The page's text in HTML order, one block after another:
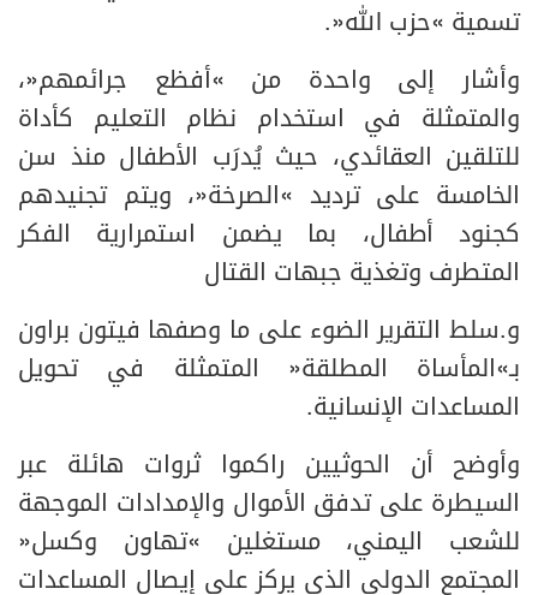
تسمية «حزب الله».
وأشار إلى واحدة من «أفظع جرائمهم»،
والمتمثلة في استخدام نظام التعليم كأداة
للتلقين العقائدي، حيث يُدرَب الأطفال منذ سن
الخامسة على ترديد «الصرخة»، ويتم تجنيدهم
كجنود أطفال، بما يضمن استمرارية الفكر
المتطرف وتغذية جبهات القتال
و.سلط التقرير الضوء على ما وصفها فيتون براون
بـ«المأساة المطلقة» المتمثلة في تحويل
المساعدات الإنسانية.
وأوضح أن الحوثيين راكموا ثروات هائلة عبر
السيطرة على تدفق الأموال والإمدادات الموجهة
للشعب اليمني، مستغلين «تهاون وكسل»
المجتمع الدولي الذي يركز على إيصال المساعدات